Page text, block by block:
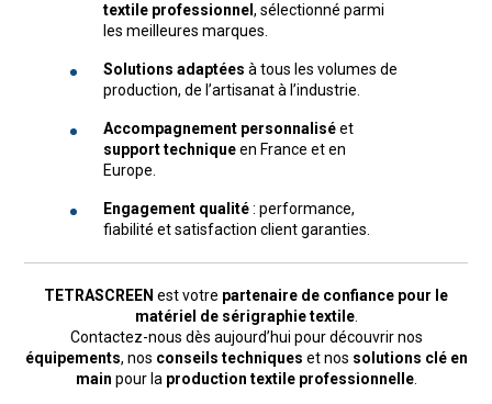
textile professionnel , sélectionné parmi
les meilleures marques.
Solutions adaptées à tous les volumes de
production, de l’artisanat à l’industrie.
Accompagnement personnaliséet
support techniqueen France et en
Europe.
Engagement qualité: performance,
fiabilité et satisfaction client garanties.
TETRASCREEN est votre partenaire de confiance pour le
matériel de sérigraphie textile.
Contactez-nous dès aujourd’hui pour découvrir nos
équipements, nos conseils techniques et nos solutions clé en
main pour la production textile professionnelle.